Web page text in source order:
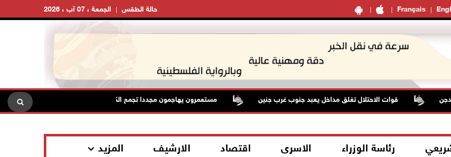
Français الجمعة ، 07 آب ، 2026 حالة الطقس
قوات الاحتلال تغلق مداخل يعبد جنوب غرب جنين مستعمرون يهاجمون مجددا تجمع الكعابنة شرق الطيبة برام الله
رئاسة الوزراء الاسرى اقتصاد الارشيف المزيد